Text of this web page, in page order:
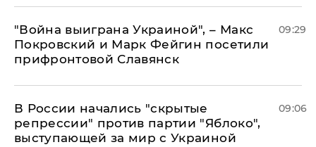
"Война выиграна Украиной", – Макс
Покровский и Марк Фейгин посетили
прифронтовой Славянск
09:29
В России начались "скрытые
репрессии" против партии "Яблоко",
выступающей за мир с Украиной
09:06